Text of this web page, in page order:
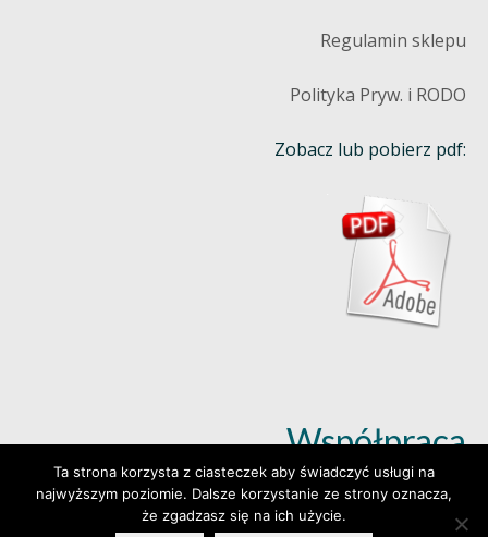
Regulamin sklepu
Polityka Pryw. i RODO
Zobacz lub pobierz pdf:
Współpraca
Dowiedz się więcej (klik)
Ta strona korzysta z ciasteczek aby świadczyć usługi na
najwyższym poziomie. Dalsze korzystanie ze strony oznacza,
że zgadzasz się na ich użycie.